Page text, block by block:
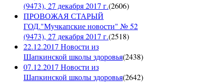
(9473), 27 декабря 2017 г.(2606)
ПРОВОЖАЯ СТАРЫЙ
ГОД."Мучкапские новости" № 52
(9473), 27 декабря 2017 г.(2518)
22.12.2017 Новости из
Шапкинской школы здоровья(2438)
07.12.2017 Новости из
Шапкинской школы здоровья(2642)